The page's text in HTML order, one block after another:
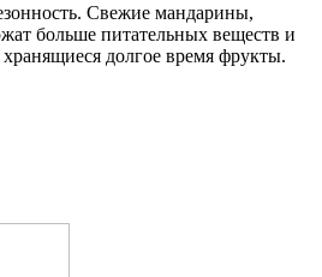
Свежие мандарины,
больше питательных веществ и
долгое время фрукты.